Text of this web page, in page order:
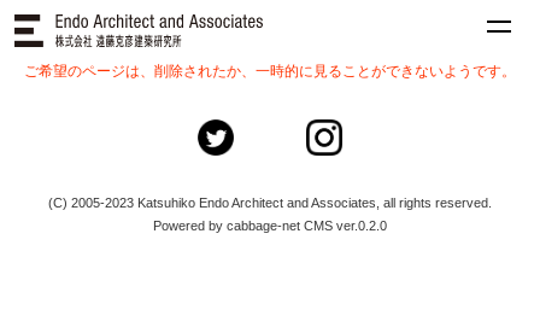
ご希望のページは、削除されたか、一時的に見ることができないようです。
(C) 2005-2023 Katsuhiko Endo Architect and Associates, all rights reserved.
Powered by cabbage-net CMS ver.0.2.0